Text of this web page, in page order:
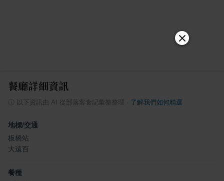
餐廳詳細資訊
以下資訊由 AI 從部落客食記彙整整理 了解我們如何精選
地標/交通
板橋站
大遠百
餐種